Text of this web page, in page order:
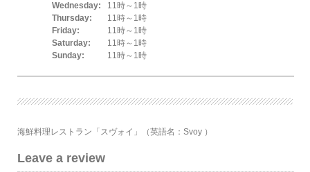
Wednesday:
11時～1時
Thursday:
11時～1時
Friday:
11時～1時
Saturday:
11時～1時
Sunday:
11時～1時
海鮮料理レストラン「スヴォイ」（英語名：Svoy ）
Leave a review